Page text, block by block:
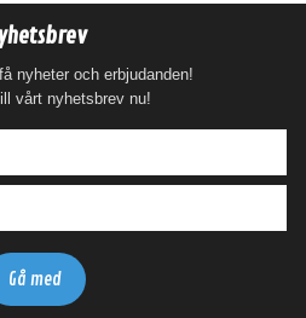
nyheter och erbjudanden!
vårt nyhetsbrev nu!